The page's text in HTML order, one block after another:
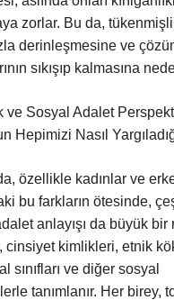
zorlar. Bu da,
derinleşmesine ve
sıkışıp kalmasına
ve Sosyal Adalet
Hepimizi Nasıl
özellikle kadınlar ve
bu farkların ötesinde,
anlayışı da büyük bir
cinsiyet kimlikleri, etnik
sınıfları ve diğer sosyal
tanımlanır. Her birey,